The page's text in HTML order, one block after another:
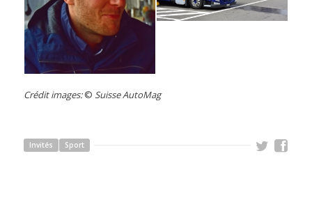
Crédit images:© Suisse AutoMag
Invités Sport